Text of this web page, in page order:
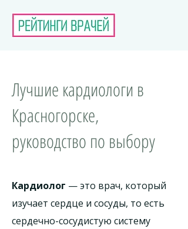
Лучшие кардиологи в
Красногорске,
руководство по выбору
Кардиолог — это врач, который
изучает сердце и сосуды, то есть
сердечно-сосудистую систему